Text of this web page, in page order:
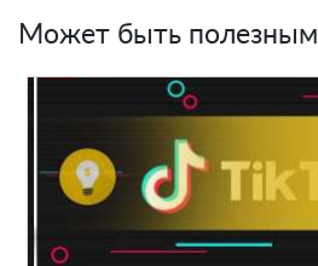
Может быть полезным